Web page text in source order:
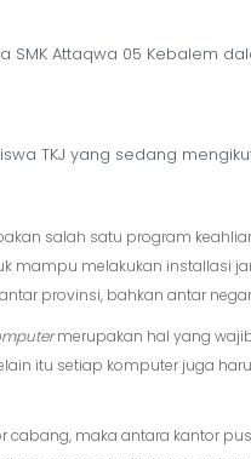
SMK Attaqwa 05 Kebalem
TKJ yang sedang
salah satu program
mampu melakukan installasi
provinsi, bahkan antar
merupakan hal yang
itu setiap komputer juga
cabang, maka antara kantor